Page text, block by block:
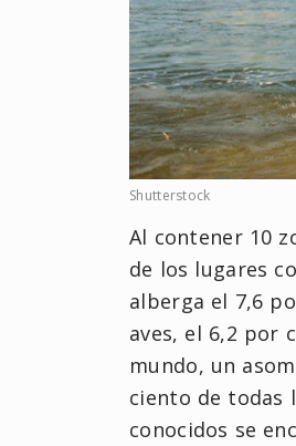
Shutterstock
Al contener 10
de los lugares
alberga el 7,6
aves, el 6,2 por
mundo, un
ciento de todas
conocidos se